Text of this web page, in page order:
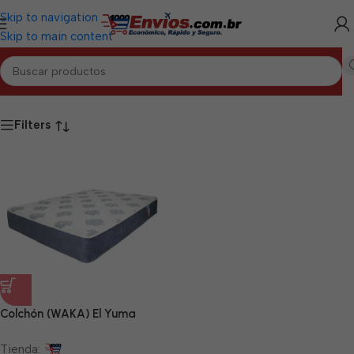
Skip to navigation
Skip to main content
Inicio/PINAR DEL RÍO/Hogar Pinar del Río
Filters
Colchón (WAKA) El Yuma
Tienda: